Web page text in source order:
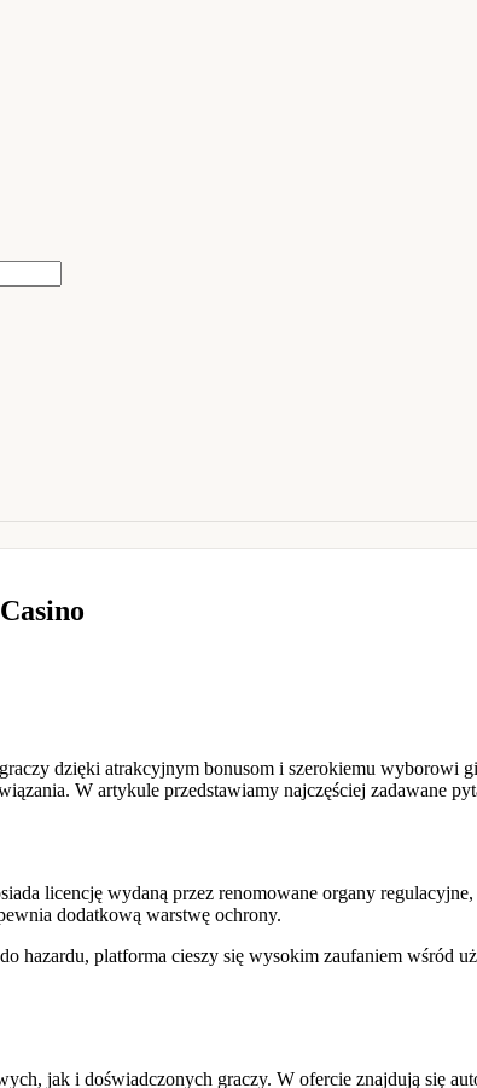
dzięki atrakcyjnym bonusom i szerokiemu wyborowi
W artykule przedstawiamy najczęściej zadawane
licencję wydaną przez renomowane organy
dodatkową warstwę ochrony.
hazardu, platforma cieszy się wysokim zaufaniem wśród
jak i doświadczonych graczy. W ofercie znajdują się